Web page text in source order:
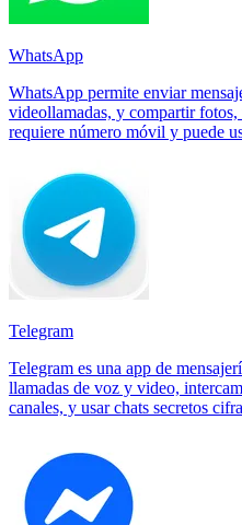
WhatsApp
WhatsApp permite enviar
videollamadas, y compartir
requiere número móvil y puede
Telegram
Telegram es una app de
llamadas de voz y video,
canales, y usar chats secretos